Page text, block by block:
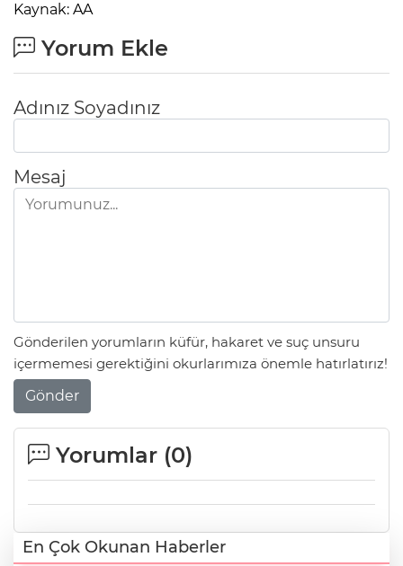
Kaynak: AA
Yorum Ekle
Adınız Soyadınız
Mesaj
Gönderilen yorumların küfür, hakaret ve suç unsuru
içermemesi gerektiğini okurlarımıza önemle hatırlatırız!
Gönder
Yorumlar (0)
En Çok Okunan Haberler